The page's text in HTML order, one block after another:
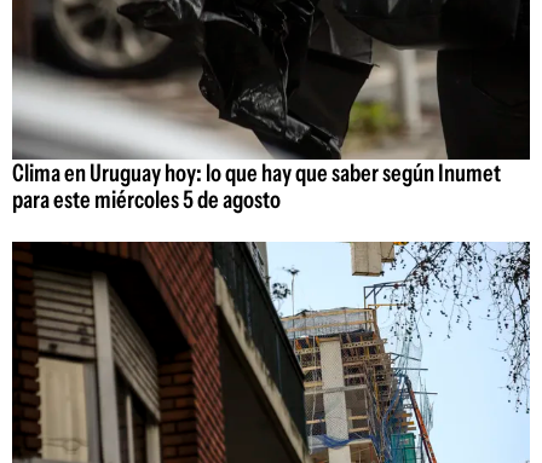
Clima en Uruguay hoy: lo que hay que saber según Inumet
para este miércoles 5 de agosto